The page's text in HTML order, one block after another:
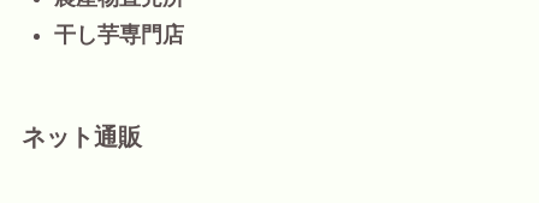
干し芋専門店
ネット通販